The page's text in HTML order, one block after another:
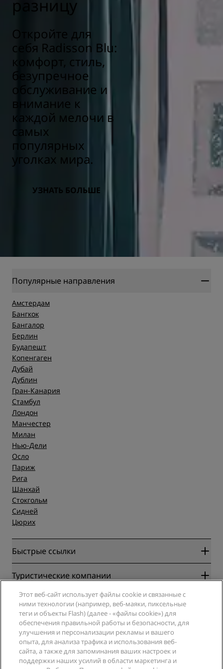
разницу
Откройте для
себя Radisson Blu:
комфорт, стиль,
безупречное
обслуживание и
внимание к
каждой мелочи в
самых
популярных
уголках мира.
УЗНАТЬ БОЛЬШЕ
Популярные направления
Амстердам
Бангкок
Бангалор
Берлин
Будапешт
Копенгаген
Дубай
Дублин
Гран-Канария
Стамбул
Лондон
Манчестер
Милан
Нью-Дели
Осло
Париж
Рига
Шанхай
Стокгольм
Сидней
Цюрих
Быстрые ссылки
Radisson Rewards
Гарантия лучшей цены онлайн
Blog
Направления
Новые и будущие отели
Приложение Radisson Hotels
Отели со статусом Sports Approved
Отели для семейного отдыха
Охрана здоровья и безопасность
Туристические компании
Партнеры
Турагенты
Компания
Radisson Hotel Group
СМИ
Вакансии в RHG
Вакансии в PPHE
Вакансии в EHL
Юридическая информация
Центр конфиденциальности
Правовая оговорка
Помощь
Этот веб-сайт использует файлы cookie и связанные с
ними технологии (например, веб-маяки, пиксельные
теги и объекты Flash) (далее - «файлы cookie») для
обеспечения правильной работы и безопасности, для
улучшения и персонализации рекламы и вашего
опыта, для анализа трафика и использования веб-
сайта, а также для запоминания ваших настроек и
поддержки наших усилий в области маркетинга и